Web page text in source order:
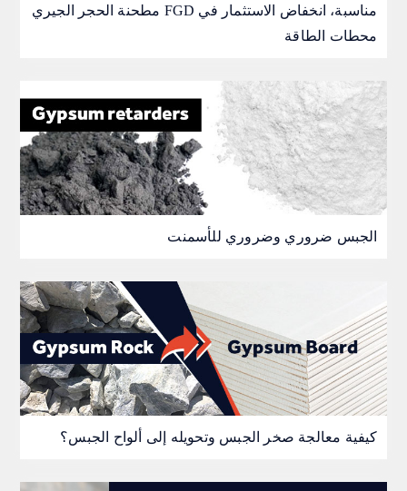
مطحنة الحجر الجيري FGD مناسبة، انخفاض الاستثمار في
محطات الطاقة
الجبس ضروري وضروري للأسمنت
كيفية معالجة صخر الجبس وتحويله إلى ألواح الجبس؟